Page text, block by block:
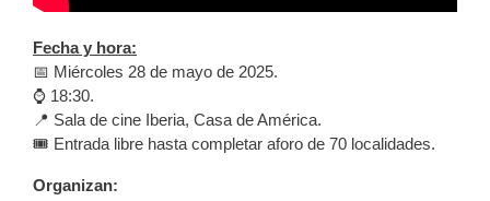
Fecha y hora:
📅 Miércoles 28 de mayo de 2025.
⌚️ 18:30.
📍 Sala de cine Iberia, Casa de América.
🎟️ Entrada libre hasta completar aforo de 70 localidades.
Organizan: